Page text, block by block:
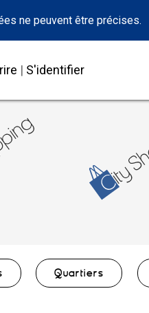
ne peuvent être précises.
| S'identifier
Quartiers